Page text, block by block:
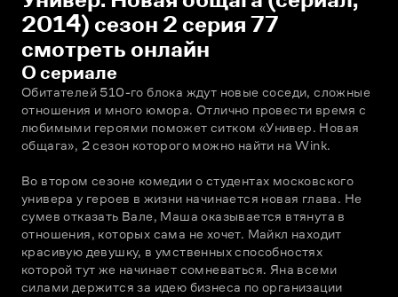
2014) сезон 2 серия 77
смотреть онлайн
О сериале
Обитателей 510-го блока ждут новые соседи, сложные
отношения и много юмора. Отлично провести время с
любимыми героями поможет ситком «Универ. Новая
общага», 2 сезон которого можно найти на Wink.
Во втором сезоне комедии о студентах московского
универа у героев в жизни начинается новая глава. Не
сумев отказать Вале, Маша оказывается втянута в
отношения, которых сама не хочет. Майкл находит
красивую девушку, в умственных способностях
которой тут же начинает сомневаться. Яна всеми
силами держится за идею бизнеса по организации